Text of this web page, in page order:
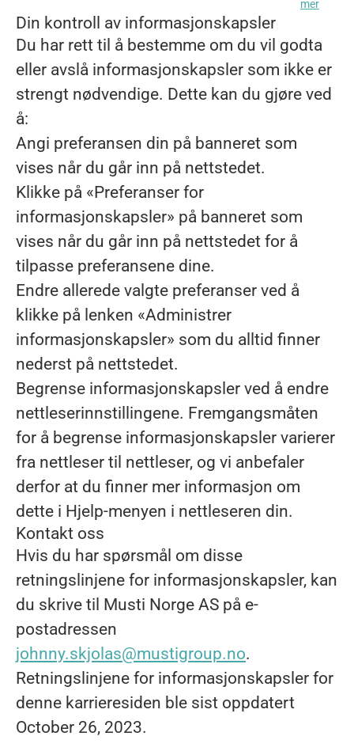
mer
Din kontroll av informasjonskapsler
Du har rett til å bestemme om du vil godta
eller avslå informasjonskapsler som ikke er
strengt nødvendige. Dette kan du gjøre ved
å:
Angi preferansen din på banneret som
vises når du går inn på nettstedet.
Klikke på «Preferanser for
informasjonskapsler» på banneret som
vises når du går inn på nettstedet for å
tilpasse preferansene dine.
Endre allerede valgte preferanser ved å
klikke på lenken «Administrer
informasjonskapsler» som du alltid finner
nederst på nettstedet.
Begrense informasjonskapsler ved å endre
nettleserinnstillingene. Fremgangsmåten
for å begrense informasjonskapsler varierer
fra nettleser til nettleser, og vi anbefaler
derfor at du finner mer informasjon om
dette i Hjelp-menyen i nettleseren din.
Kontakt oss
Hvis du har spørsmål om disse
retningslinjene for informasjonskapsler, kan
du skrive til Musti Norge AS på e-
postadressen
johnny.skjolas@mustigroup.no.
Retningslinjene for informasjonskapsler for
denne karrieresiden ble sist oppdatert
October 26, 2023.